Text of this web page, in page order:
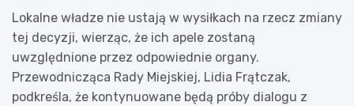
Lokalne władze nie ustają w wysiłkach na rzecz zmiany
tej decyzji, wierząc, że ich apele zostaną
uwzględnione przez odpowiednie organy.
Przewodnicząca Rady Miejskiej, Lidia Frątczak,
podkreśla, że kontynuowane będą próby dialogu z